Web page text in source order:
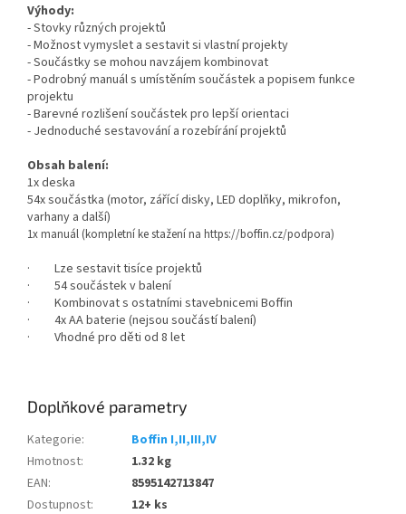
Výhody:
- Stovky různých projektů
- Možnost vymyslet a sestavit si vlastní projekty
- Součástky se mohou navzájem kombinovat
- Podrobný manuál s umístěním součástek a popisem funkce
projektu
- Barevné rozlišení součástek pro lepší orientaci
- Jednoduché sestavování a rozebírání projektů
Obsah balení:
1x deska
54x součástka (motor, zářící disky, LED doplňky, mikrofon,
varhany a další)
1x manuál (kompletní ke stažení na https://boffin.cz/podpora)
· Lze sestavit tisíce projektů
· 54 součástek v balení
· Kombinovat s ostatními stavebnicemi Boffin
· 4x AA baterie (nejsou součástí balení)
· Vhodné pro děti od 8 let
Doplňkové parametry
Kategorie:
Boffin I,II,III,IV
Hmotnost:
1.32 kg
EAN:
8595142713847
Dostupnost:
12+ ks